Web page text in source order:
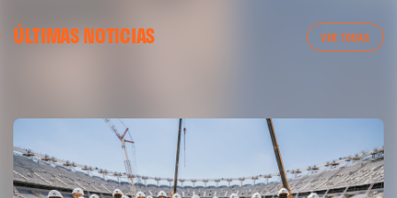
ÚLTIMAS NOTICIAS VER TODAS
Las fotos del Valencia CF-Newcastle United FC
PRIMER EQUIPO